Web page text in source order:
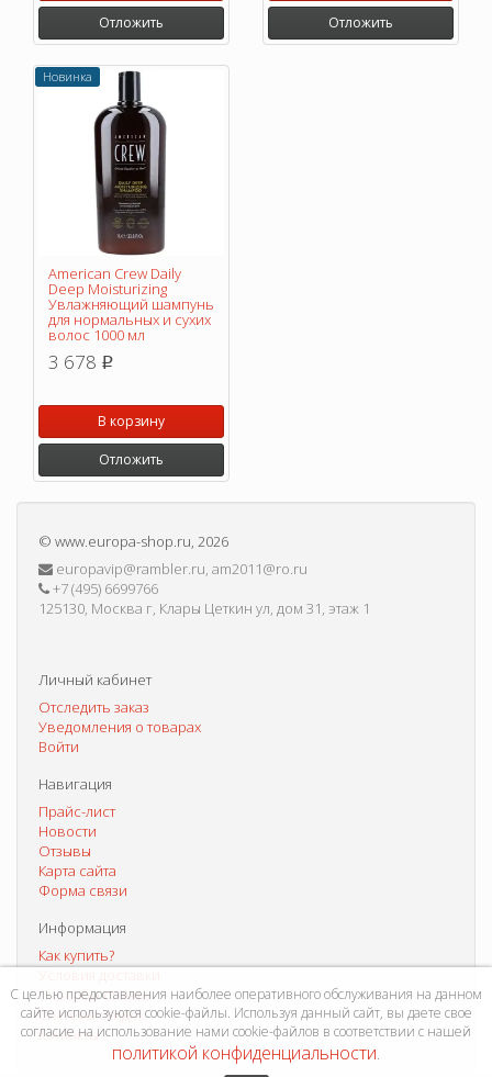
Отложить Отложить
Новинка
American Crew Daily
Deep Moisturizing
Увлажняющий шампунь
для нормальных и сухих
волос 1000 мл
3 678 p
В корзину
Отложить
© www.europa-shop.ru, 2026
europavip@rambler.ru, am2011@ro.ru
+7 (495) 6699766
125130, Москва г, Клары Цеткин ул, дом 31, этаж 1
Личный кабинет
Отследить заказ
Уведомления о товарах
Войти
Навигация
Прайс-лист
Новости
Отзывы
Карта сайта
Форма связи
Информация
Как купить?
Способы оплаты
Система скидок
Контакты
С целью предоставления наиболее оперативного обслуживания на данном
сайте используются cookie-файлы. Используя данный сайт, вы даете свое
согласие на использование нами cookie-файлов в соответствии с нашей
политикой конфиденциальности.